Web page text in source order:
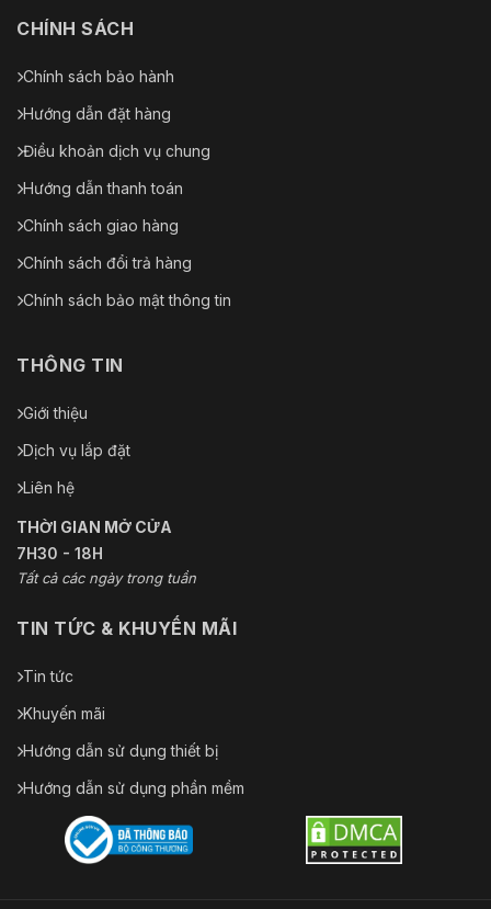
CHÍNH SÁCH
Chính sách bảo hành
Hướng dẫn đặt hàng
Điều khoản dịch vụ chung
Hướng dẫn thanh toán
Chính sách giao hàng
Chính sách đổi trả hàng
Chính sách bảo mật thông tin
THÔNG TIN
Giới thiệu
Dịch vụ lắp đặt
Liên hệ
THỜI GIAN MỞ CỬA
7H30 - 18H
Tất cả các ngày trong tuần
TIN TỨC & KHUYẾN MÃI
Tin tức
Khuyến mãi
Hướng dẫn sử dụng thiết bị
Hướng dẫn sử dụng phần mềm